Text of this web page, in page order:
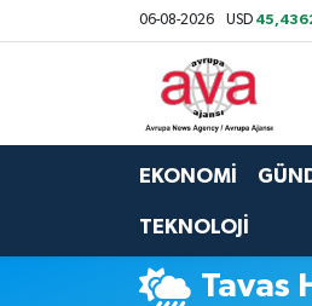
06-08-2026 USD
EKONOMİ
TEKNOLOJİ
Tavas
Nöbetçi Eczaneler
Namaz Vakitleri
Trafik Durumu